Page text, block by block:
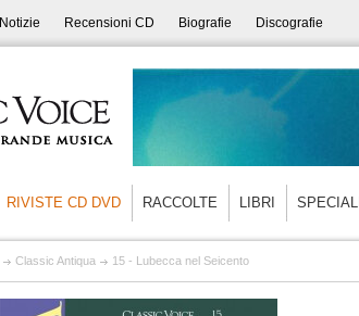
Notizie Recensioni CD Biografie Discografie
RIVISTE CD DVD RACCOLTE LIBRI SPECIALI
Classic Antiqua 15 - Lubecca nel Seicento